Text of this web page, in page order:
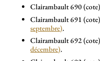
Clairambault 690
Clairambault 691
septembre).
Clairambault 692
décembre).